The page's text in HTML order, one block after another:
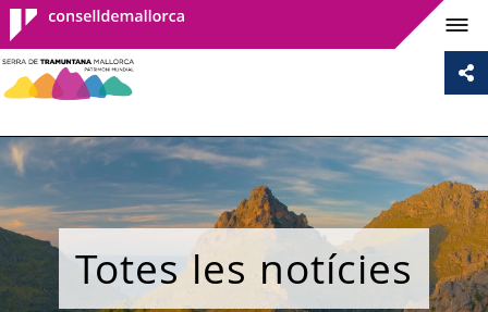
Consell de
Mallorca
Totes les notícies